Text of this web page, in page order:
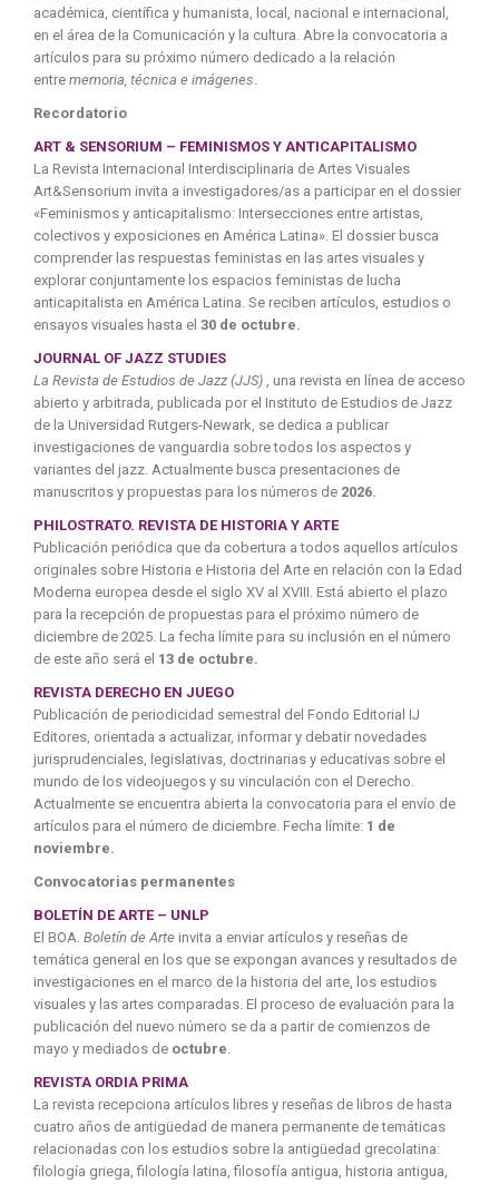
académica, científica y humanista, local, nacional e internacional,
en el área de la Comunicación y la cultura. Abre la convocatoria a
artículos para su próximo número dedicado a la relación
entre memoria, técnica e imágenes.
Recordatorio
ART & SENSORIUM – FEMINISMOS Y ANTICAPITALISMO
La Revista Internacional Interdisciplinaria de Artes Visuales
Art&Sensorium invita a investigadores/as a participar en el dossier
«Feminismos y anticapitalismo: Intersecciones entre artistas,
colectivos y exposiciones en América Latina». El dossier busca
comprender las respuestas feministas en las artes visuales y
explorar conjuntamente los espacios feministas de lucha
anticapitalista en América Latina. Se reciben artículos, estudios o
ensayos visuales hasta el 30 de octubre.
JOURNAL OF JAZZ STUDIES
La Revista de Estudios de Jazz (JJS) , una revista en línea de acceso
abierto y arbitrada, publicada por el Instituto de Estudios de Jazz
de la Universidad Rutgers-Newark, se dedica a publicar
investigaciones de vanguardia sobre todos los aspectos y
variantes del jazz. Actualmente busca presentaciones de
manuscritos y propuestas para los números de 2026.
PHILOSTRATO. REVISTA DE HISTORIA Y ARTE
Publicación periódica que da cobertura a todos aquellos artículos
originales sobre Historia e Historia del Arte en relación con la Edad
Moderna europea desde el siglo XV al XVIII. Está abierto el plazo
para la recepción de propuestas para el próximo número de
diciembre de 2025. La fecha límite para su inclusión en el número
de este año será el 13 de octubre.
REVISTA DERECHO EN JUEGO
Publicación de periodicidad semestral del Fondo Editorial IJ
Editores, orientada a actualizar, informar y debatir novedades
jurisprudenciales, legislativas, doctrinarias y educativas sobre el
mundo de los videojuegos y su vinculación con el Derecho.
Actualmente se encuentra abierta la convocatoria para el envío de
artículos para el número de diciembre. Fecha límite: 1 de
noviembre.
Convocatorias permanentes
BOLETÍN DE ARTE – UNLP
El BOA. Boletín de Arte invita a enviar artículos y reseñas de
temática general en los que se expongan avances y resultados de
investigaciones en el marco de la historia del arte, los estudios
visuales y las artes comparadas. El proceso de evaluación para la
publicación del nuevo número se da a partir de comienzos de
mayo y mediados de octubre.
REVISTA ORDIA PRIMA
La revista recepciona artículos libres y reseñas de libros de hasta
cuatro años de antigüedad de manera permanente de temáticas
relacionadas con los estudios sobre la antigüedad grecolatina:
filología griega, filología latina, filosofía antigua, historia antigua,